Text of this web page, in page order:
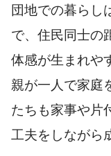
団地での暮らし
で、住民同士の
体感が生まれや
親が一人で家庭
たちも家事や片
工夫をしながら